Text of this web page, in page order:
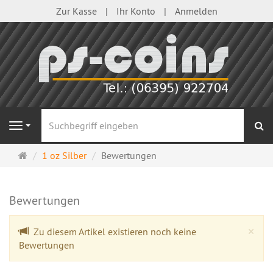
Zur Kasse Ihr Konto Anmelden
Navigation
Startseite
1 oz Silber Bewertungen
Bewertungen
×
Zu diesem Artikel existieren noch keine
Bewertungen